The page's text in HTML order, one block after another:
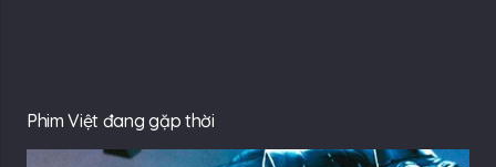
Phim Việt đang gặp thời